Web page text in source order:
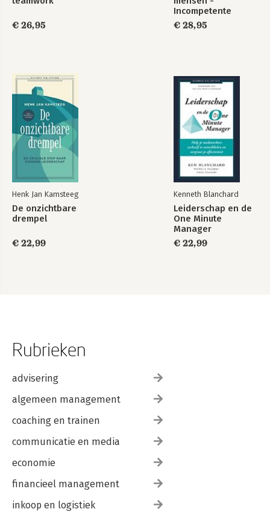
€ 26,95
Incompetente
teams
€ 28,95
Henk Jan Kamsteeg
De onzichtbare
drempel
€ 22,99
Kenneth Blanchard
Leiderschap en de
One Minute
Manager
€ 22,99
Rubrieken
advisering
algemeen management
coaching en trainen
communicatie en media
economie
financieel management
inkoop en logistiek